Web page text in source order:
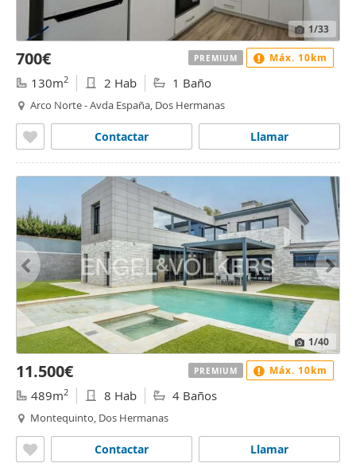
1/33
700€
130m2 2 Hab 1 Baño
Arco Norte - Avda España, Dos Hermanas
Llamar
Contactar
PREMIUM Máx. 10km
1/40
11.500€
489m2 8 Hab 4 Baños
Montequinto, Dos Hermanas
Llamar
Contactar
PREMIUM Máx. 10km